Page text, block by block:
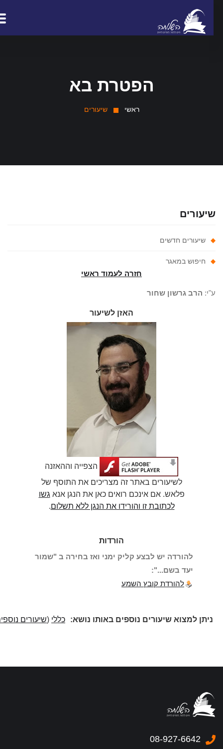
הפטרת בא
ראשי שיעורים
שיעורים חדשים
חיפוש במאגר
חזרה לעמוד ראשי
הרב גרשון שחור
האזן לשיעור
הצפייה וההאזנה
לשיעורים באתר זה מצריכים את התוסף של
פלאש. אם אינכם רואים כאן את הנגן אנאגשו
לכתובת זו והורידו את הנגן ללא תשלום.
הורדות
להורדה יש לבצע קליק ימני ואז בחירה ב "שמור
יעד בשם...":
להורדת קובץ השמע
ניתן למצוא שיעורים נוספים באותו נושא: כללי(שיעורים נוספים)
08-927-6642